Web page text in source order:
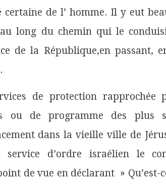
de l’ homme. Il y eut
long du chemin qui le
de la République,en passant,
de protection rapprochée
ou de programme des plus
dans la vieille ville de
service d’ordre israélien le
de vue en déclarant » Qu’est-